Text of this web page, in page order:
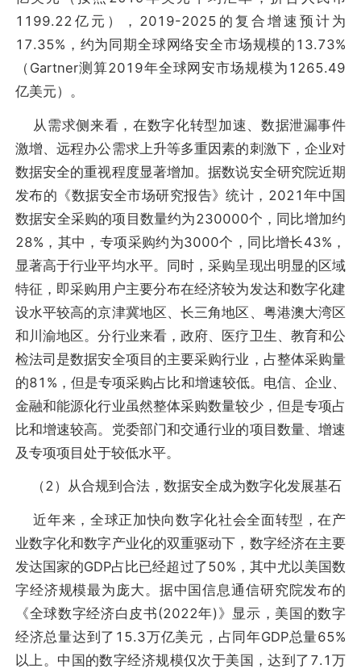
1199.22亿元），2019-2025的复合增速预计为
17.35%，约为同期全球网络安全市场规模的13.73%
（Gartner测算2019年全球网安市场规模为1265.49
亿美元）。
从需求侧来看，在数字化转型加速、数据泄漏事件
激增、远程办公需求上升等多重因素的刺激下，企业对
数据安全的重视程度显著增加。据数说安全研究院近期
发布的《数据安全市场研究报告》统计，2021年中国
数据安全采购的项目数量约为230000个，同比增加约
28%，其中，专项采购约为3000个，同比增长43%，
显著高于行业平均水平。同时，采购呈现出明显的区域
特征，即采购用户主要分布在经济较为发达和数字化建
设水平较高的京津冀地区、长三角地区、粤港澳大湾区
和川渝地区。分行业来看，政府、医疗卫生、教育和公
检法司是数据安全项目的主要采购行业，占整体采购量
的81%，但是专项采购占比和增速较低。电信、企业、
金融和能源化行业虽然整体采购数量较少，但是专项占
比和增速较高。党委部门和交通行业的项目数量、增速
及专项项目处于较低水平。
（2）从合规到合法，数据安全成为数字化发展基石
近年来，全球正加快向数字化社会全面转型，在产
业数字化和数字产业化的双重驱动下，数字经济在主要
发达国家的GDP占比已经超过了50%，其中尤以美国数
字经济规模最为庞大。据中国信息通信研究院发布的
《全球数字经济白皮书(2022年)》显示，美国的数字
经济总量达到了15.3万亿美元，占同年GDP总量65%
以上。中国的数字经济规模仅次于美国，达到了7.1万